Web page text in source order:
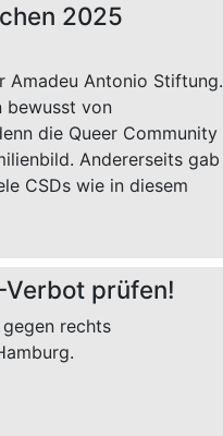
2025
Amadeu Antonio Stiftung.
bewusst von
die Queer Community
Andererseits gab
CSDs wie in diesem
prüfen!
gegen rechts